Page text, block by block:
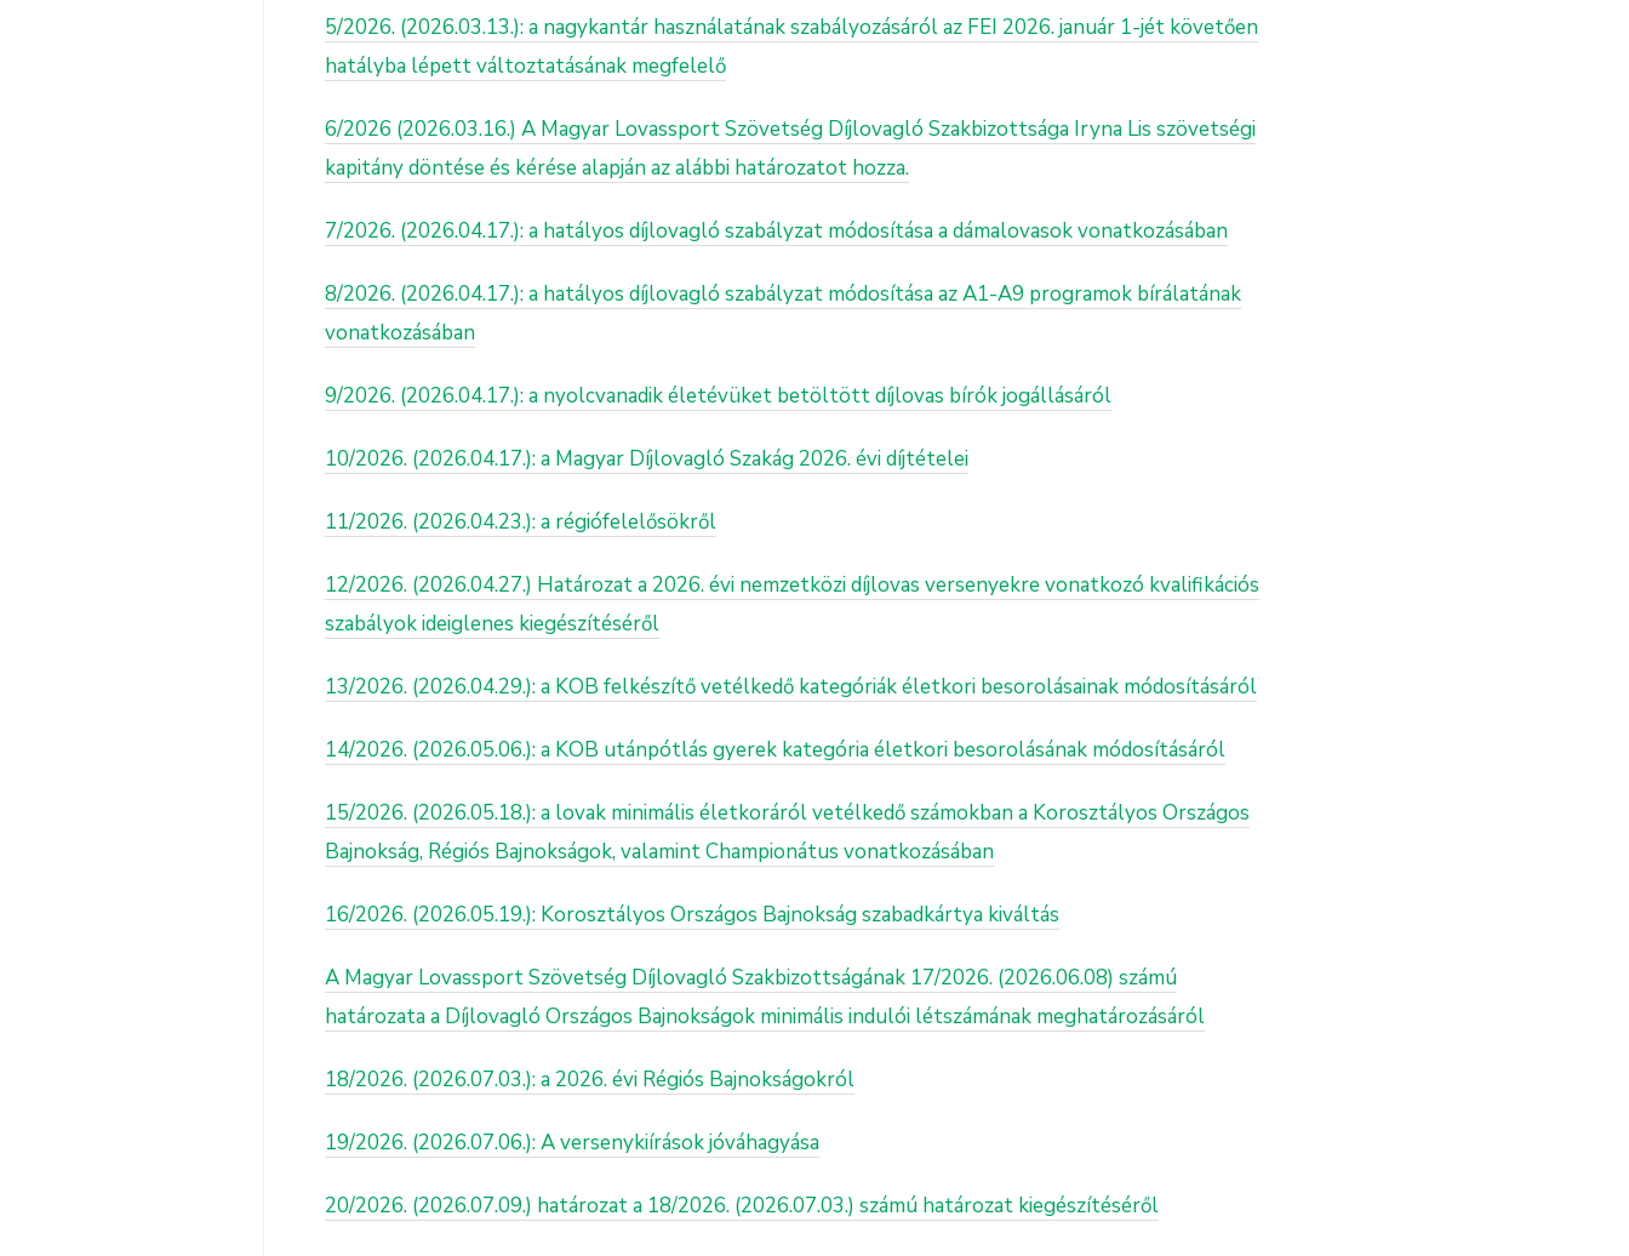
5/2026. (2026.03.13.): a nagykantár használatának szabályozásáról az FEI 2026. január 1-jét követően
hatályba lépett változtatásának megfelelő
6/2026 (2026.03.16.) A Magyar Lovassport Szövetség Díjlovagló Szakbizottsága Iryna Lis szövetségi
kapitány döntése és kérése alapján az alábbi határozatot hozza.
7/2026. (2026.04.17.): a hatályos díjlovagló szabályzat módosítása a dámalovasok vonatkozásában
8/2026. (2026.04.17.): a hatályos díjlovagló szabályzat módosítása az A1-A9 programok bírálatának
vonatkozásában
9/2026. (2026.04.17.): a nyolcvanadik életévüket betöltött díjlovas bírók jogállásáról
10/2026. (2026.04.17.): a Magyar Díjlovagló Szakág 2026. évi díjtételei
11/2026. (2026.04.23.): a régiófelelősökről
12/2026. (2026.04.27.) Határozat a 2026. évi nemzetközi díjlovas versenyekre vonatkozó kvalifikációs
szabályok ideiglenes kiegészítéséről
13/2026. (2026.04.29.): a KOB felkészítő vetélkedő kategóriák életkori besorolásainak módosításáról
14/2026. (2026.05.06.): a KOB utánpótlás gyerek kategória életkori besorolásának módosításáról
15/2026. (2026.05.18.): a lovak minimális életkoráról vetélkedő számokban a Korosztályos Országos
Bajnokság, Régiós Bajnokságok, valamint Championátus vonatkozásában
16/2026. (2026.05.19.): Korosztályos Országos Bajnokság szabadkártya kiváltás
A Magyar Lovassport Szövetség Díjlovagló Szakbizottságának 17/2026. (2026.06.08) számú
határozata a Díjlovagló Országos Bajnokságok minimális indulói létszámának meghatározásáról
18/2026. (2026.07.03.): a 2026. évi Régiós Bajnokságokról
19/2026. (2026.07.06.): A versenykiírások jóváhagyása
20/2026. (2026.07.09.) határozat a 18/2026. (2026.07.03.) számú határozat kiegészítéséről